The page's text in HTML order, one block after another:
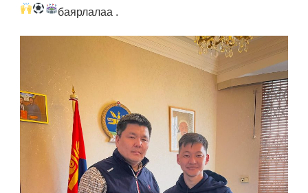
баярлалаа .